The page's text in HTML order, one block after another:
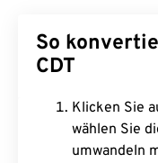
So
CDT
Klicken Sie
wählen Sie
umwandeln